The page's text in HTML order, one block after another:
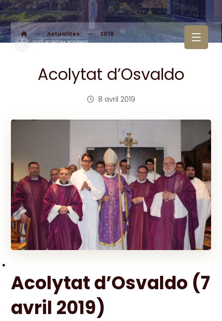
Actualites 2019
Acolytat d’Osvaldo
8 avril 2019
Acolytat d’Osvaldo (7
avril 2019)